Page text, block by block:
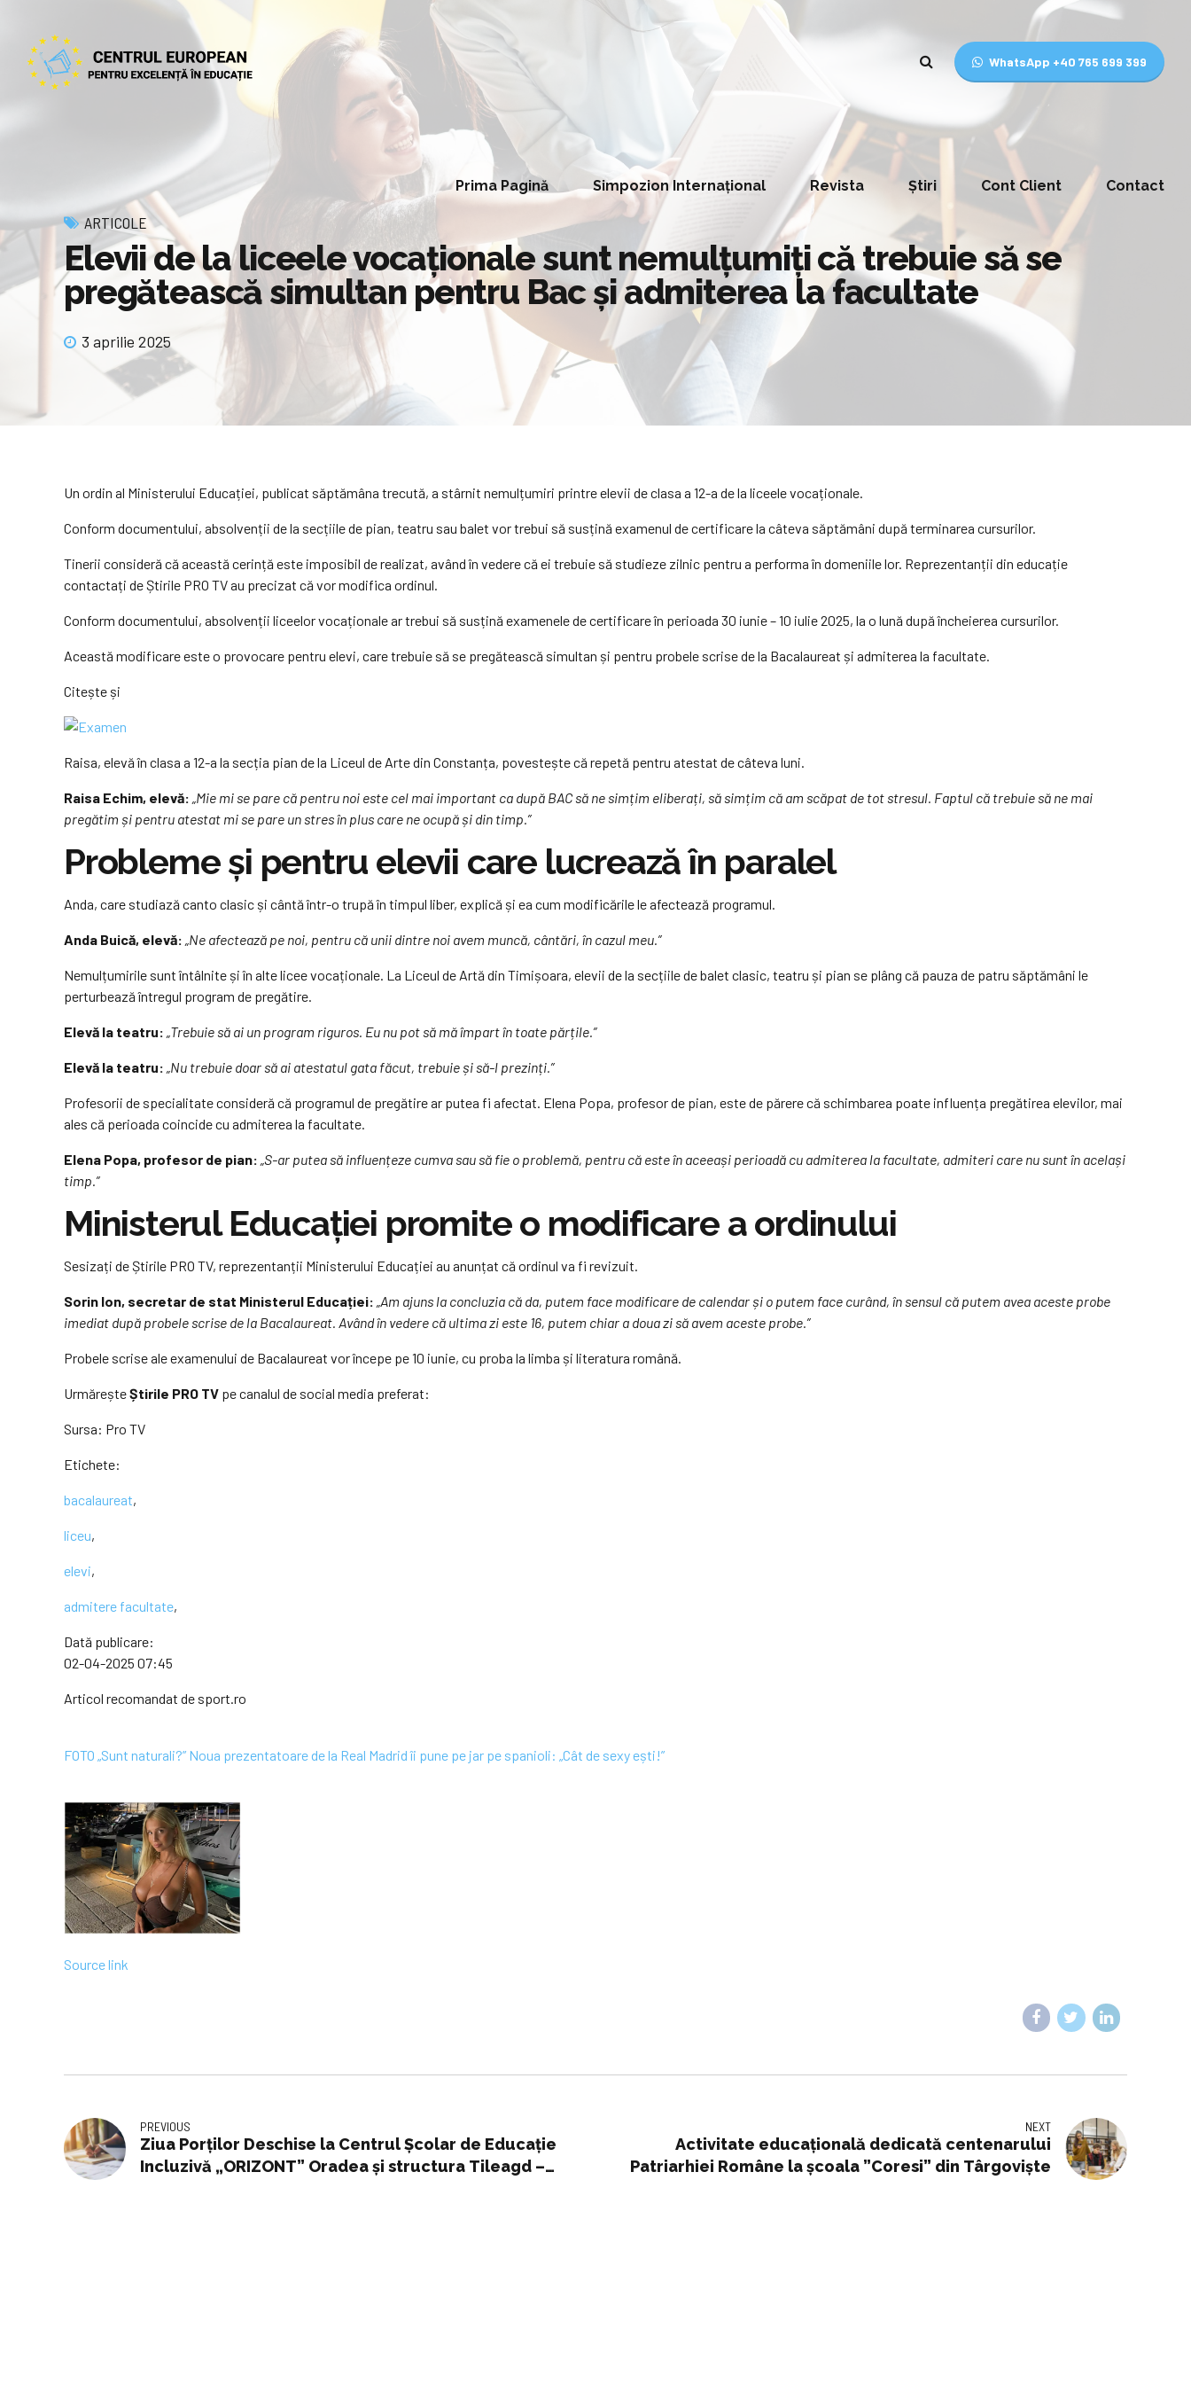
WhatsApp +40 765 699 399
Prima Pagină Simpozion Internațional Revista Știri Cont Client Contact
ARTICOLE
Elevii de la liceele vocaționale sunt nemulțumiți că trebuie să se
pregătească simultan pentru Bac și admiterea la facultate
3 aprilie 2025
Un ordin al Ministerului Educației, publicat săptămâna trecută, a stârnit nemulțumiri printre elevii de clasa a 12-a de la liceele vocaționale.
Conform documentului, absolvenții de la secțiile de pian, teatru sau balet vor trebui să susțină examenul de certificare la câteva săptămâni după terminarea cursurilor.
Tinerii consideră că această cerință este imposibil de realizat, având în vedere că ei trebuie să studieze zilnic pentru a performa în domeniile lor. Reprezentanții din educație
contactați de Știrile PRO TV au precizat că vor modifica ordinul.
Conform documentului, absolvenții liceelor vocaționale ar trebui să susțină examenele de certificare în perioada 30 iunie – 10 iulie 2025, la o lună după încheierea cursurilor.
Această modificare este o provocare pentru elevi, care trebuie să se pregătească simultan și pentru probele scrise de la Bacalaureat și admiterea la facultate.
Citește și
Raisa, elevă în clasa a 12-a la secția pian de la Liceul de Arte din Constanța, povestește că repetă pentru atestat de câteva luni.
Raisa Echim, elevă: „Mie mi se pare că pentru noi este cel mai important ca după BAC să ne simțim eliberați, să simțim că am scăpat de tot stresul. Faptul că trebuie să ne mai
pregătim și pentru atestat mi se pare un stres în plus care ne ocupă și din timp.”
Probleme și pentru elevii care lucrează în paralel
Anda, care studiază canto clasic și cântă într-o trupă în timpul liber, explică și ea cum modificările le afectează programul.
Anda Buică, elevă: „Ne afectează pe noi, pentru că unii dintre noi avem muncă, cântări, în cazul meu.”
Nemulțumirile sunt întâlnite și în alte licee vocaționale. La Liceul de Artă din Timișoara, elevii de la secțiile de balet clasic, teatru și pian se plâng că pauza de patru săptămâni le
perturbează întregul program de pregătire.
Elevă la teatru: „Trebuie să ai un program riguros. Eu nu pot să mă împart în toate părțile.”
Elevă la teatru: „Nu trebuie doar să ai atestatul gata făcut, trebuie și să-l prezinți.”
Profesorii de specialitate consideră că programul de pregătire ar putea fi afectat. Elena Popa, profesor de pian, este de părere că schimbarea poate influența pregătirea elevilor, mai
ales că perioada coincide cu admiterea la facultate.
Elena Popa, profesor de pian: „S-ar putea să influențeze cumva sau să fie o problemă, pentru că este în aceeași perioadă cu admiterea la facultate, admiteri care nu sunt în același
timp.”
Ministerul Educației promite o modificare a ordinului
Sesizați de Știrile PRO TV, reprezentanții Ministerului Educației au anunțat că ordinul va fi revizuit.
Sorin Ion, secretar de stat Ministerul Educației: „Am ajuns la concluzia că da, putem face modificare de calendar și o putem face curând, în sensul că putem avea aceste probe
imediat după probele scrise de la Bacalaureat. Având în vedere că ultima zi este 16, putem chiar a doua zi să avem aceste probe.”
Probele scrise ale examenului de Bacalaureat vor începe pe 10 iunie, cu proba la limba și literatura română.
UrmăreșteȘtirile PRO TV pe canalul de social media preferat:
Sursa: Pro TV
Etichete:
bacalaureat,
liceu,
elevi,
admitere facultate,
Dată publicare:
02-04-2025 07:45
Articol recomandat de sport.ro
FOTO „Sunt naturali?” Noua prezentatoare de la Real Madrid îi pune pe jar pe spanioli: „Cât de sexy ești!”
Source link
PREVIOUS
Ziua Porților Deschise la Centrul Școlar de Educație
Incluzivă „ORIZONT” Oradea și structura Tileagd –
NEXT
Activitate educațională dedicată centenarului
Patriarhiei Române la școala ”Coresi” din Târgoviște